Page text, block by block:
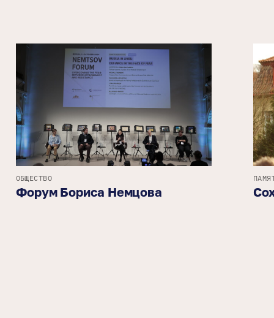
ОБЩЕСТВО
Форум Бориса Немцова